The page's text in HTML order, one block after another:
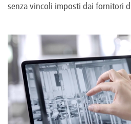
senza vincoli imposti dai fornitori